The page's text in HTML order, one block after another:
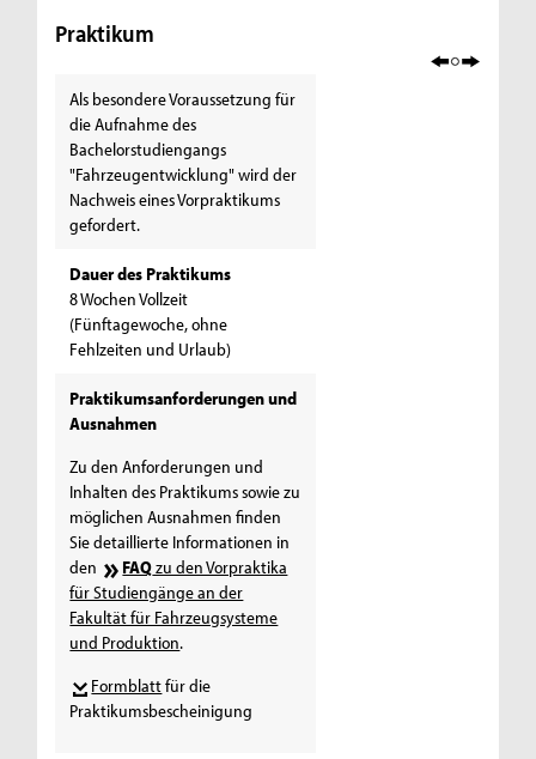
Praktikum
Als besondere Voraussetzung für
die Aufnahme des
Bachelorstudiengangs
"Fahrzeugentwicklung" wird der
Nachweis eines Vorpraktikums
gefordert.
Dauer des Praktikums
8 Wochen Vollzeit
(Fünftagewoche, ohne
Fehlzeiten und Urlaub)
Praktikumsanforderungen und
Ausnahmen
Zu den Anforderungen und
Inhalten des Praktikums sowie zu
möglichen Ausnahmen finden
Sie detaillierte Informationen in
den
FAQzu den Vorpraktika
für Studiengänge an der
Fakultät für Fahrzeugsysteme
und Produktion.
Formblattfür die
Praktikumsbescheinigung